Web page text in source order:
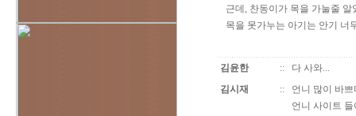
근데, 찬동이가 목을 가눌줄 알
목을 못가누는 아기는 안기 너
김윤한 ::
다 사와...
김시재
::
언니 많이 바쁘
언니 사이트